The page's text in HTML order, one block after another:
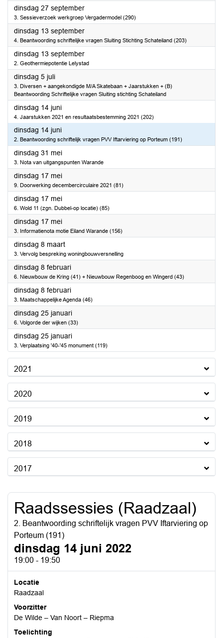
dinsdag 27 september2022
3. Sessieverzoek werkgroep Vergadermodel (290)
dinsdag 13 september2022
4. Beantwoording schriftelijke vragen Sluiting Stichting Schateiland (203)
dinsdag 13 september2022
2. Geothermiepotentie Lelystad
dinsdag 5 juli2022
3. Diversen + aangekondigde M/A Skatebaan + Jaarstukken + (B)
Beantwoording Schriftelijke vragen Sluiting stichting Schateiland
dinsdag 14 juni2022
4. Jaarstukken 2021 en resultaatsbestemming 2021 (202)
dinsdag 14 juni2022
2. Beantwoording schriftelijk vragen PVV Iftarviering op Porteum (191)
dinsdag 31 mei2022
3. Nota van uitgangspunten Warande
dinsdag 17 mei2022
9. Doorwerking decembercirculaire 2021 (81)
dinsdag 17 mei2022
6. Wold 11 (zgn. Dubbel-op locatie) (85)
dinsdag 17 mei2022
3. Informatienota motie Eiland Warande (156)
dinsdag 8 maart2022
3. Vervolg bespreking woningbouwversnelling
dinsdag 8 februari2022
6. Nieuwbouw de Kring (41) + Nieuwbouw Regenboog en Wingerd (43)
dinsdag 8 februari2022
3. Maatschappelijke Agenda (46)
dinsdag 25 januari2022
6. Volgorde der wijken (33)
dinsdag 25 januari2022
3. Verplaatsing '40-'45 monument (119)
2021
2020
2019
2018
2017
Raadssessies (Raadzaal)
2. Beantwoording schriftelijk vragen PVV Iftarviering op
Porteum (191)
dinsdag 14 juni 2022
19:00 - 19:50
Locatie
Raadzaal
Voorzitter
De Wilde – Van Noort – Riepma
Toelichting